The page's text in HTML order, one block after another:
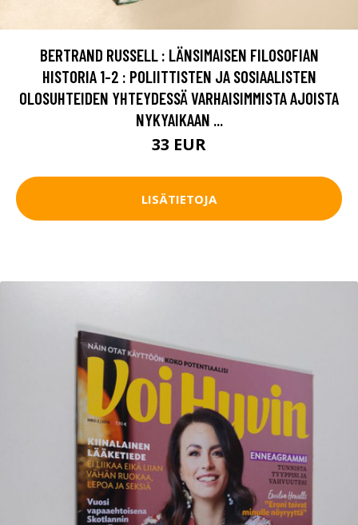
BERTRAND RUSSELL : LÄNSIMAISEN FILOSOFIAN
HISTORIA 1-2 : POLIITTISTEN JA SOSIAALISTEN
OLOSUHTEIDEN YHTEYDESSÄ VARHAISIMMISTA AJOISTA
NYKYAIKAAN ...
33 EUR
LISÄTIETOJA